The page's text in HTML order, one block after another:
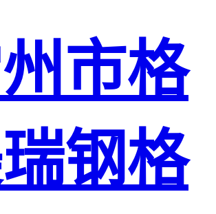
市格
钢格